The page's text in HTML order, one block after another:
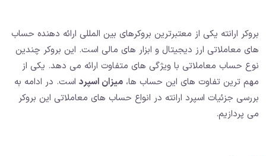
بروکر ارانته یکی از معتبرترین بروکرهای بین المللی ارائه دهنده حساب
های معاملاتی ارز دیجیتال و ابزار های مالی است. این بروکر چندین
نوع حساب معاملاتی با ویژگی های متفاوت ارائه می دهد. یکی از
مهم ترین تفاوت های این حساب ها، میزان اسپرد است. در ادامه به
بررسی جزئیات اسپرد ارانته در انواع حساب های معاملاتی این بروکر
می پردازیم.